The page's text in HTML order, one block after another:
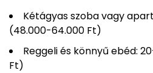
Kétágyas szoba vagy
(48.000-64.000 Ft)
Reggeli és könnyű ebéd:
Ft)